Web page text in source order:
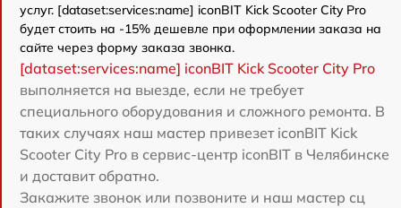
услуг. [dataset:services:name] iconBIT Kick Scooter City Pro
будет стоить на -15% дешевле при оформлении заказа на
сайте через форму заказа звонка.
[dataset:services:name] iconBIT Kick Scooter City Pro
выполняется на выезде, если не требует
специального оборудования и сложного ремонта. В
таких случаях наш мастер привезет iconBIT Kick
Scooter City Pro в сервис-центр iconBIT в Челябинске
и доставит обратно.
Закажите звонок или позвоните и наш мастер сц